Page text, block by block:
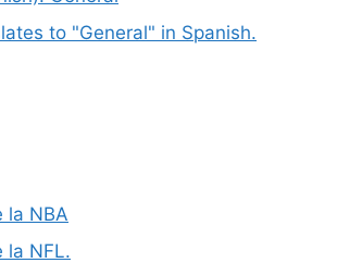
to "General" in Spanish.
la NBA
la NFL.